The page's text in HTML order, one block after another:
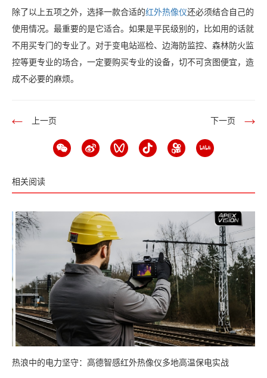
除了以上五项之外，选择一款合适的红外热像仪还必须结合自己的
使用情况。最重要的是它适合。如果是平民级别的，比如用的话就
不用买专门的专业了。对于变电站巡检、边海防监控、森林防火监
控等更专业的场合，一定要购买专业的设备，切不可贪图便宜，造
成不必要的麻烦。
上一页 下一页
相关阅读
热浪中的电力坚守：高德智感红外热像仪多地高温保电实战